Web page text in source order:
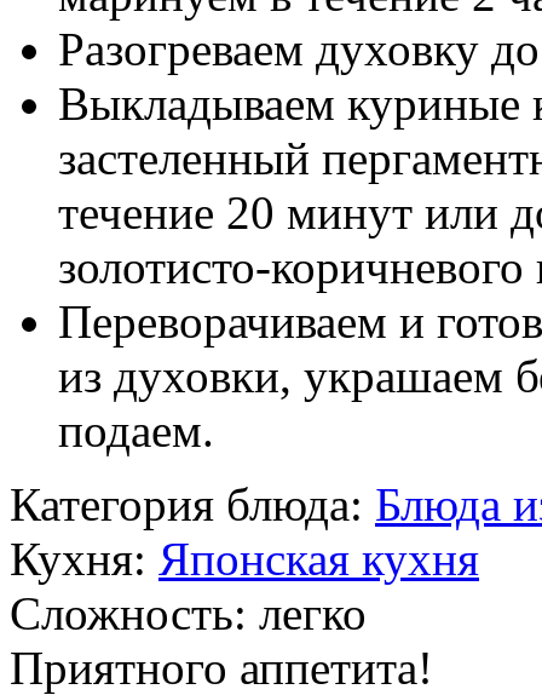
Разогреваем духовку
Выкладываем куриные
застеленный
течение 20 минут или
золотисто-коричневого
Переворачиваем и
из духовки, украшаем
подаем.
Категория блюда: Блюда
Кухня: Японская кухня
Сложность: легко
Приятного аппетита!